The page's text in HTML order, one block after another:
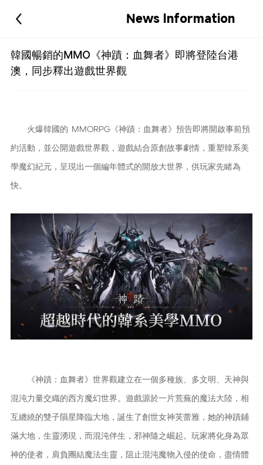
News Information
韓國暢銷的MMO《神蹟：血舞者》即將登陸台港
澳，同步釋出遊戲世界觀
火爆韓國的 MMORPG《神蹟：血舞者》預告即將開啟事前預
約活動，並公開遊戲世界觀，遊戲結合原創故事劇情，重塑韓系美
學魔幻紀元，呈現出一個編年體式的開放大世界，供玩家先睹為
快。
《神蹟：血舞者》世界觀建立在一個多種族、多文明、天神與
混沌力量交織的西方魔幻世界。遊戲源於一片荒蕪的魔法大陸，相
互纏繞的雙子隕星降臨大地，誕生了創世女神芙蕾雅，她的神蹟鋪
滿大地，生靈湧現，而混沌伴生，邪神隨之崛起。玩家將化身為眾
神的使者，肩負團結魔法生靈，阻止混沌魔物入侵的使命，盡情體